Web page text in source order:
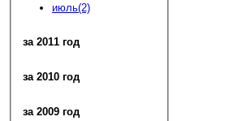
июль(2)
за 2011 год
за 2010 год
за 2009 год